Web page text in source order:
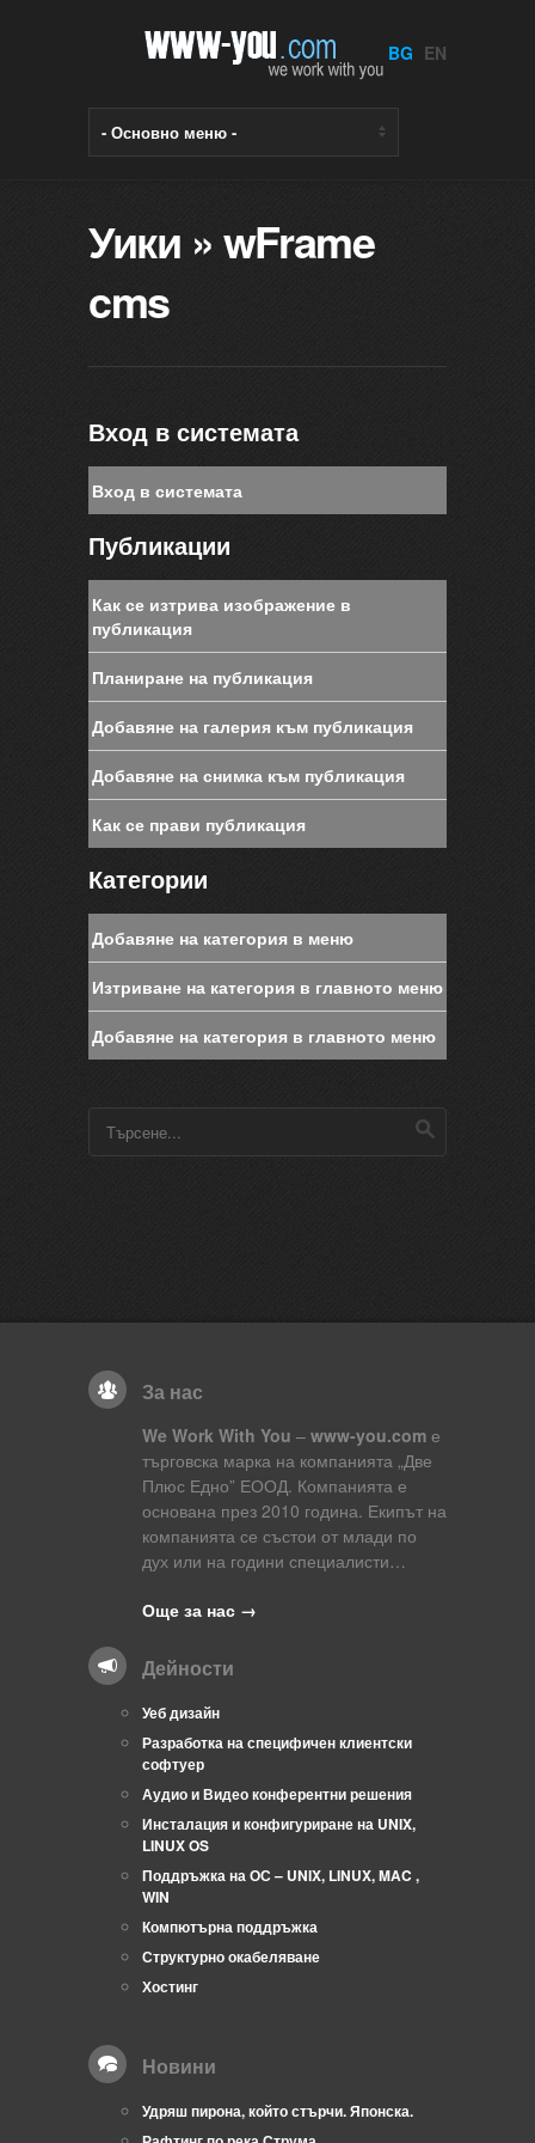
BG EN
Уики » wFrame
cms
Вход в системата
Вход в системата
Публикации
Как се изтрива изображение в
публикация
Планиране на публикация
Добавяне на галерия към публикация
Добавяне на снимка към публикация
Как се прави публикация
Категории
Добавяне на категория в меню
Изтриване на категория в главното меню
Добавяне на категория в главното меню
За нас
We Work With You – www-you.com е
търговска марка на компанията „Две
Плюс Едно” ЕООД. Компанията е
основана през 2010 година. Екипът на
компанията се състои от млади по
дух или на години специалисти…
Още за нас →
Дейности
Уеб дизайн
Разработка на специфичен клиентски
софтуер
Аудио и Видео конферентни решения
Инсталация и конфигуриране на UNIX,
LINUX OS
Поддръжка на ОС – UNIX, LINUX, MAC ,
WIN
Компютърна поддръжка
Структурно окабеляване
Хостинг
Новини
Удряш пирона, който стърчи. Японска.